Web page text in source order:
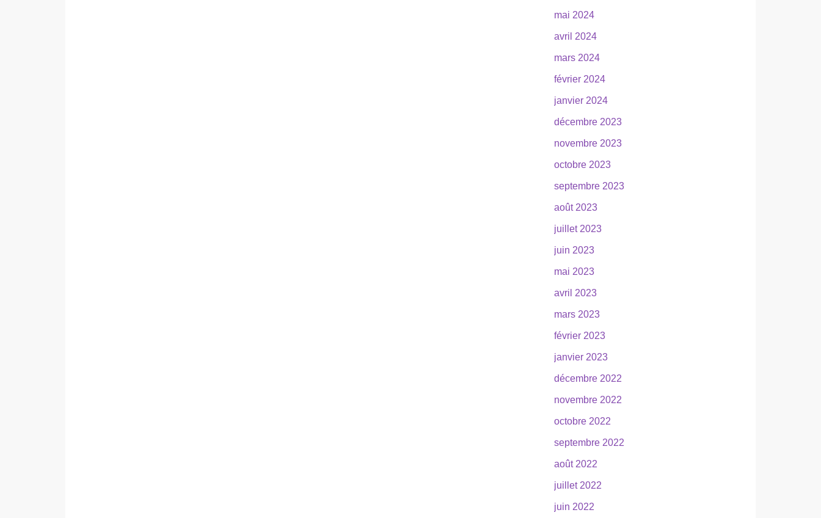
mai 2024
avril 2024
mars 2024
février 2024
janvier 2024
décembre 2023
novembre 2023
octobre 2023
septembre 2023
août 2023
juillet 2023
juin 2023
mai 2023
avril 2023
mars 2023
février 2023
janvier 2023
décembre 2022
novembre 2022
octobre 2022
septembre 2022
août 2022
juillet 2022
juin 2022